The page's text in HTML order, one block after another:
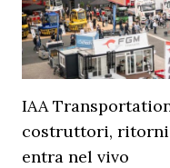
IAA
costruttori, ritorni
entra nel vivo